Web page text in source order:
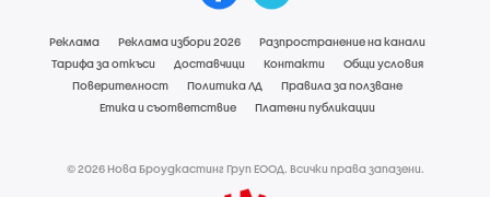
Реклама Реклама избори 2026
Разпространение на канали
Тарифа за откъси
Доставчици Контакти
Общи условия
Поверителност
Политика ЛД
Правила за ползване
Етика и съответствие
Платени публикации
© 2026 Нова Броудкастинг Груп ЕООД. Всички права запазени.